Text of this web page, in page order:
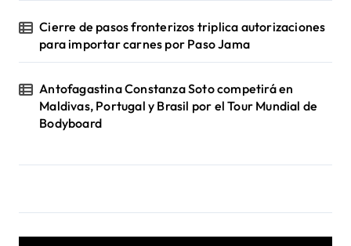
Cierre de pasos fronterizos triplica autorizaciones
para importar carnes por Paso Jama
Antofagastina Constanza Soto competirá en
Maldivas, Portugal y Brasil por el Tour Mundial de
Bodyboard